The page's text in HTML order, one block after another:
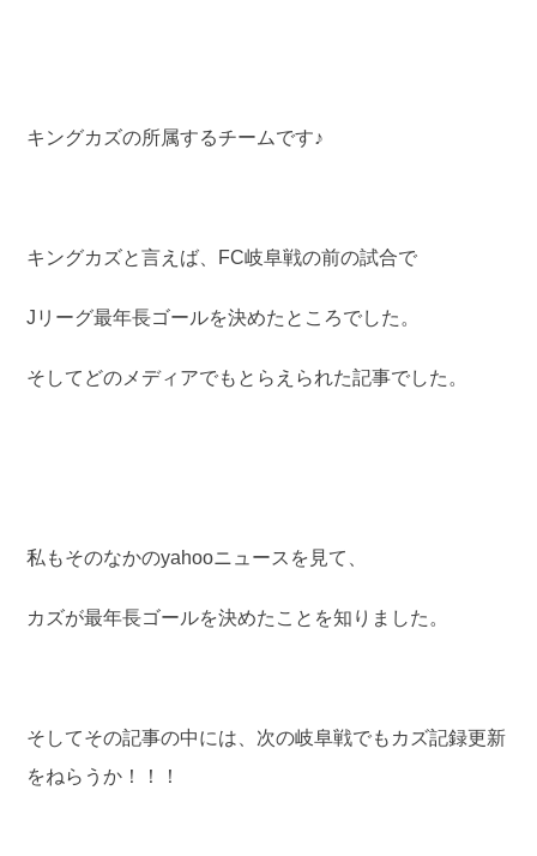
キングカズの所属するチームです♪
キングカズと言えば、FC岐阜戦の前の試合で
Jリーグ最年長ゴールを決めたところでした。
そしてどのメディアでもとらえられた記事でした。
私もそのなかのyahooニュースを見て、
カズが最年長ゴールを決めたことを知りました。
そしてその記事の中には、次の岐阜戦でもカズ記録更新
をねらうか！！！